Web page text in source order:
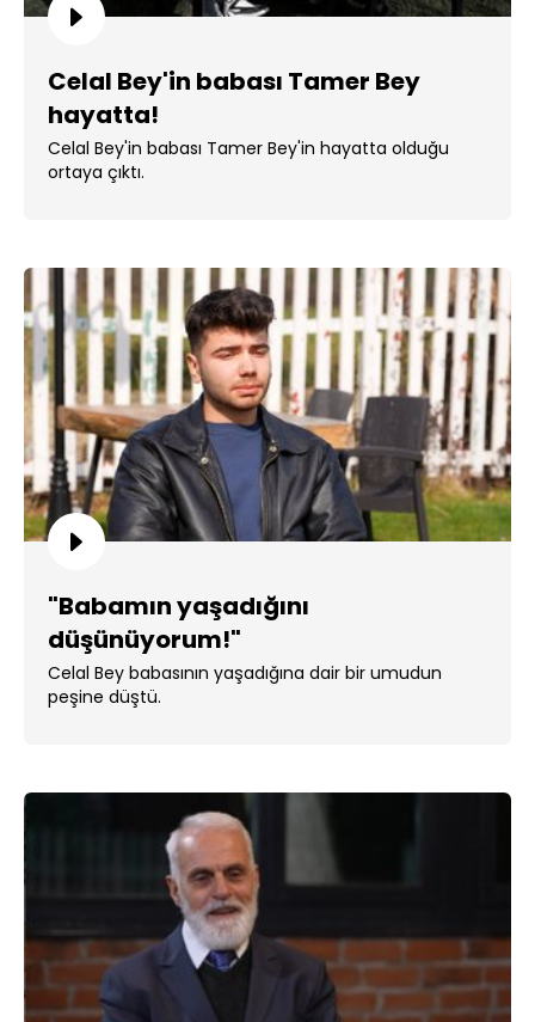
Celal Bey'in babası Tamer Bey
hayatta!
Celal Bey'in babası Tamer Bey'in hayatta olduğu
ortaya çıktı.
"Babamın yaşadığını
düşünüyorum!"
Celal Bey babasının yaşadığına dair bir umudun
peşine düştü.